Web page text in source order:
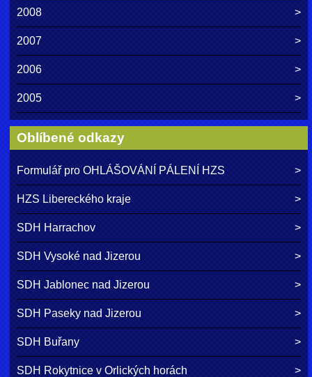
2008
2007
2006
2005
Oblíbené odkazy
Formulář pro OHLÁŠOVÁNÍ PÁLENÍ HZS
HZS Libereckého kraje
SDH Harrachov
SDH Vysoké nad Jizerou
SDH Jablonec nad Jizerou
SDH Paseky nad Jizerou
SDH Buřany
SDH Rokytnice v Orlických horách